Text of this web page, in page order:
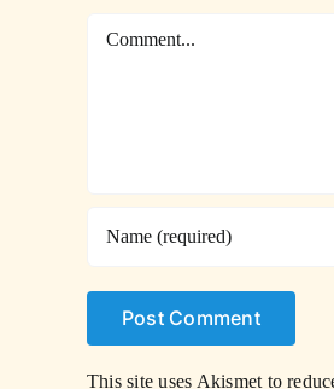
Comment
This site uses Akismet to